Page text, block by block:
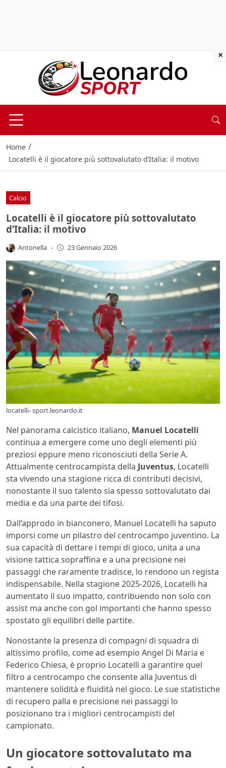
Home /
Locatelli è il giocatore più sottovalutato d’Italia: il motivo
Calcio
Locatelli è il giocatore più sottovalutato
d’Italia: il motivo
Antonella - 23 Gennaio 2026
locatelli- sport.leonardo.it
Nel panorama calcistico italiano, Manuel Locatelli
continua a emergere come uno degli elementi più
preziosi eppure meno riconosciuti della Serie A.
Attualmente centrocampista della Juventus, Locatelli
sta vivendo una stagione ricca di contributi decisivi,
nonostante il suo talento sia spesso sottovalutato dai
media e da una parte dei tifosi.
Dall’approdo in bianconero, Manuel Locatelli ha saputo
imporsi come un pilastro del centrocampo juventino. La
sua capacità di dettare i tempi di gioco, unita a una
visione tattica sopraffina e a una precisione nei
passaggi che raramente tradisce, lo rendono un regista
indispensabile. Nella stagione 2025-2026, Locatelli ha
aumentato il suo impatto, contribuendo non solo con
assist ma anche con gol importanti che hanno spesso
spostato gli equilibri delle partite.
Nonostante la presenza di compagni di squadra di
altissimo profilo, come ad esempio Angel Di Maria e
Federico Chiesa, è proprio Locatelli a garantire quel
filtro a centrocampo che consente alla Juventus di
mantenere solidità e fluidità nel gioco. Le sue statistiche
di recupero palla e precisione nei passaggi lo
posizionano tra i migliori centrocampisti del
campionato.
Un giocatore sottovalutato ma
×